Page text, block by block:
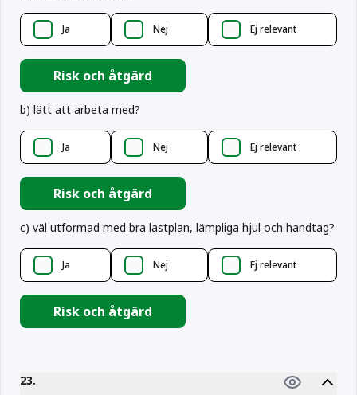
Ja Nej Ej relevant
Risk och åtgärd
b) lätt att arbeta med?
Ja Nej Ej relevant
Risk och åtgärd
c) väl utformad med bra lastplan, lämpliga hjul och handtag?
Ja Nej Ej relevant
Risk och åtgärd
23.